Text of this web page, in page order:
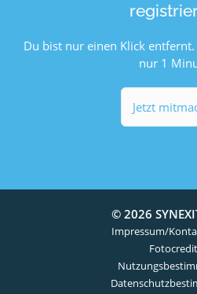
Du bist nur einen Klick
nur 1
Jetzt
© 2026
Impressum/